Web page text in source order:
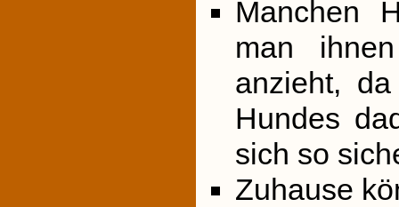
Manchen
man
anzieht,
Hundes
sich so
Zuhause